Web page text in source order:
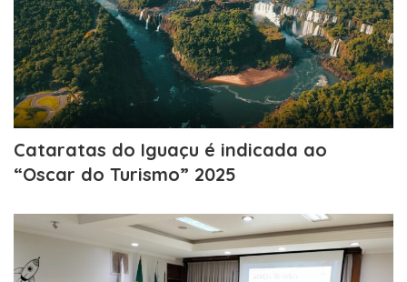
Cataratas do Iguaçu é indicada ao
“Oscar do Turismo” 2025